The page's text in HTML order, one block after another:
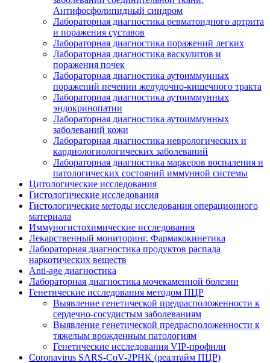
Антифосфолипидный синдром
Лабораторная диагностика ревматоидного артрита
и поражения суставов
Лабораторная диагностика поражений легких
Лабораторная диагностика васкулитов и
поражения почек
Лабораторная диагностика аутоиммунных
поражений печении желудочно-кишечного тракта
Лабораторная диагностика аутоиммунных
эндокринопатии
Лабораторная диагностика аутоиммунных
заболеваний кожи
Лабораторная диагностика неврологических и
кардиологиологических заболеваний
Лабораторная диагностика маркеров воспаления и
патологических состояний иммунной системы
Цитологические исследования
Гистологические исследования
Гистологические методы исследования операционного
материала
Иммуногистохимические исследования
Лекарственный мониторинг. Фармакокинетика
Лабораторная диагностика продуктов распада
наркотических веществ
Anti-age диагностика
Лабораторная диагностика мочекаменной болезни
Генетические исследования методом ПЦР
Выявление генетической предрасположенности к
сердечно-сосудистым заболеваниям
Выявление генетической предрасположенности к
тяжелым врожденным патологиям
Генетические исследования VIP-профили
Coronavirus SARS-CoV-2PHK (реалтайм ПЦР)